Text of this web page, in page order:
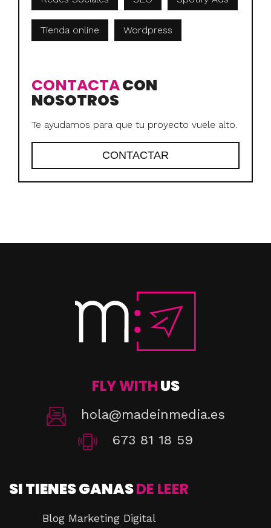
Tienda online Wordpress
CONTACTACON
NOSOTROS
Te ayudamos para que tu proyecto vuele alto.
CONTACTAR
FLY WITHUS
hola@madeinmedia.es
673 81 18 59
SI TIENES GANASDE LEER
Blog Marketing Digital